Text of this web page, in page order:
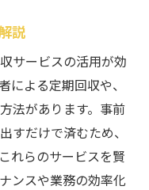
説
サービスの活用が効
による定期回収や、
法があります。事前
すだけで済むため、
れらのサービスを賢
ンスや業務の効率化